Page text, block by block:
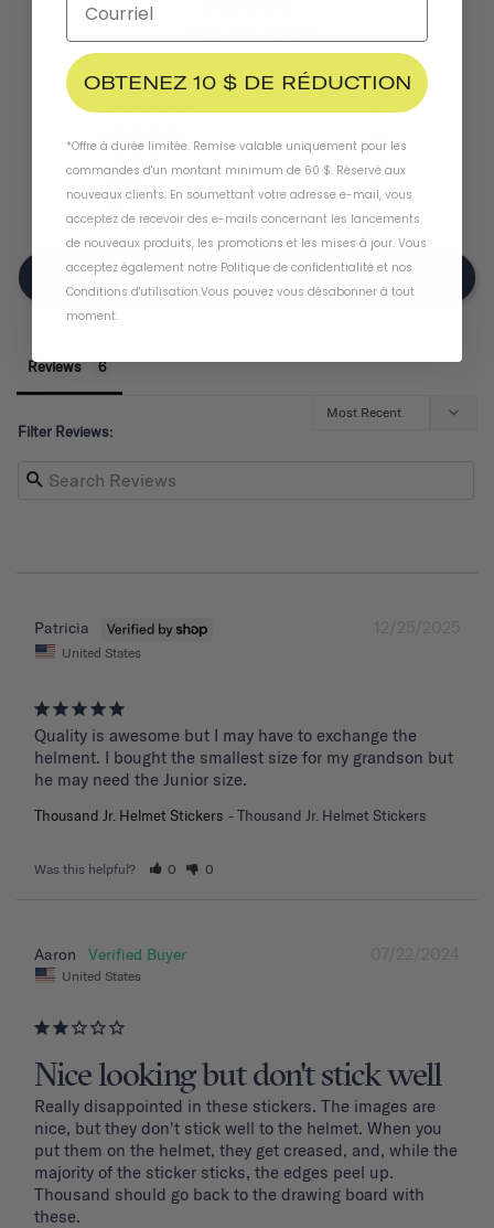
4
Write A Review
Reviews
Filter Reviews:
12/25/2025
Patricia
United States
Quality is awesome but I may have to exchange the
helment. I bought the smallest size for my grandson but
he may need the Junior size.
Thousand Jr. Helmet Stickers Thousand Jr. Helmet Stickers
Was this helpful? 0 0
07/22/2024
Aaron
United States
Nice looking but don't stick well
Really disappointed in these stickers. The images are
nice, but they don't stick well to the helmet. When you
put them on the helmet, they get creased, and, while the
majority of the sticker sticks, the edges peel up.
Thousand should go back to the drawing board with
these.
OBTENEZ 10 $ DE RÉDUCTION
*Offre à durée limitée. Remise valable uniquement pour les
commandes d'un montant minimum de 60 $. Réservé aux
nouveaux clients. En soumettant votre adresse e-mail, vous
acceptez de recevoir des e-mails concernant les lancements
de nouveaux produits, les promotions et les mises à jour. Vous
acceptez également notre Politique de confidentialité et nos
Conditions d'utilisation.Vous pouvez vous désabonner à tout
moment.